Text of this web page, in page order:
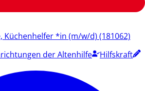
Küchenhelfer *in (m/w/d) (181062)
der Altenhilfe
Hilfskraft